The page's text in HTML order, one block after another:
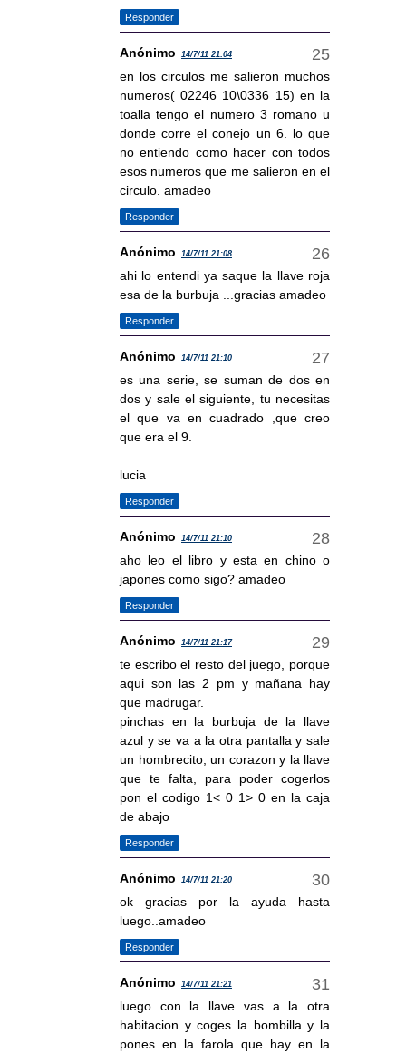
Responder
Anónimo 14/7/11 21:04
en los circulos me salieron muchos
numeros( 02246 10\0336 15) en la
toalla tengo el numero 3 romano u
donde corre el conejo un 6. lo que
no entiendo como hacer con todos
esos numeros que me salieron en el
circulo. amadeo
Responder
Anónimo 14/7/11 21:08
ahi lo entendi ya saque la llave roja
esa de la burbuja ...gracias amadeo
Responder
Anónimo 14/7/11 21:10
es una serie, se suman de dos en
dos y sale el siguiente, tu necesitas
el que va en cuadrado ,que creo
que era el 9.
lucia
Responder
Anónimo 14/7/11 21:10
aho leo el libro y esta en chino o
japones como sigo? amadeo
Responder
Anónimo 14/7/11 21:17
te escribo el resto del juego, porque
aqui son las 2 pm y mañana hay
que madrugar.
pinchas en la burbuja de la llave
azul y se va a la otra pantalla y sale
un hombrecito, un corazon y la llave
que te falta, para poder cogerlos
pon el codigo 1< 0 1> 0 en la caja
de abajo
Responder
Anónimo 14/7/11 21:20
ok gracias por la ayuda hasta
luego..amadeo
Responder
Anónimo 14/7/11 21:21
luego con la llave vas a la otra
habitacion y coges la bombilla y la
pones en la farola que hay en la